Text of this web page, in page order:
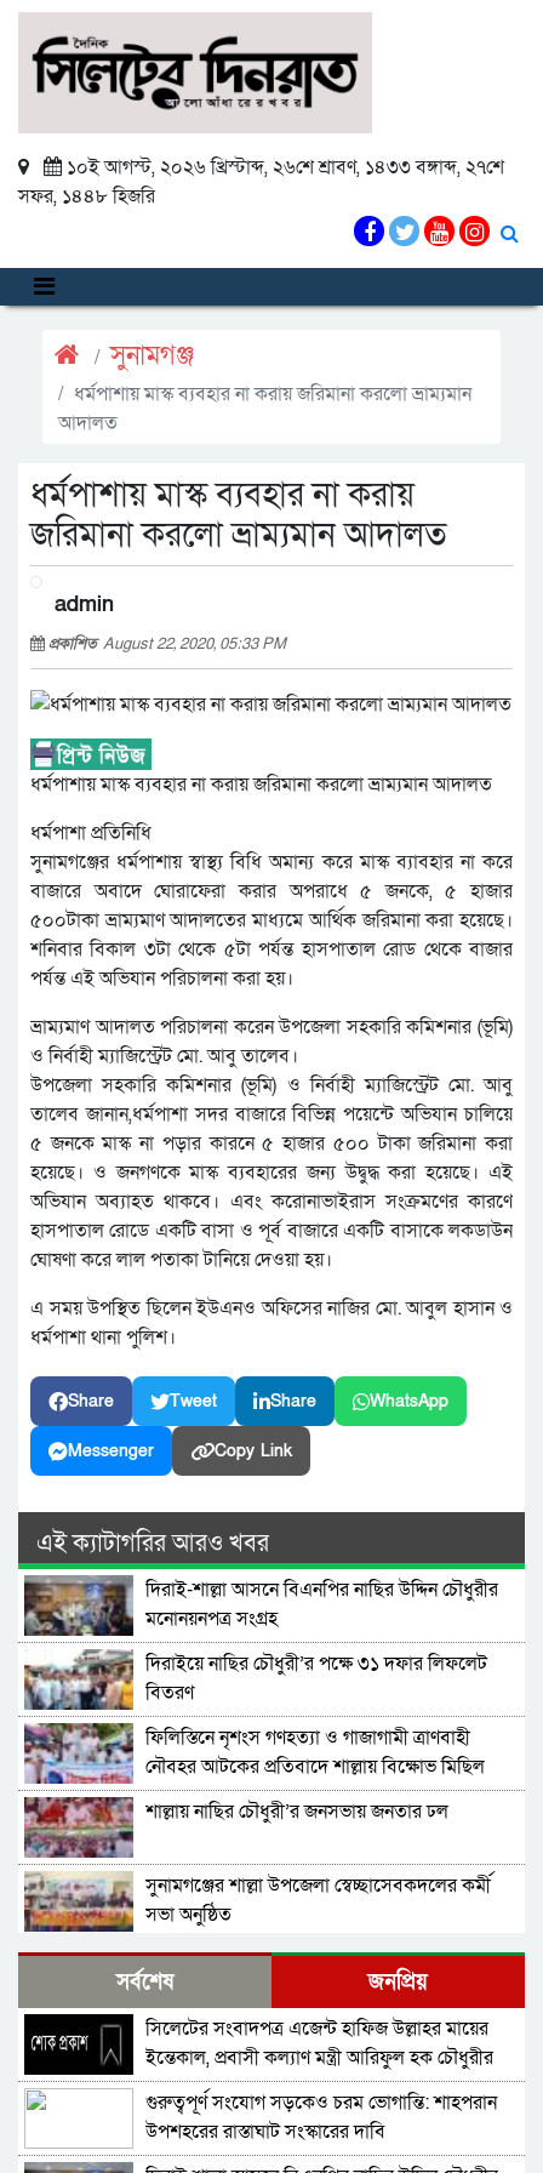
১০ই আগস্ট, ২০২৬ খ্রিস্টাব্দ, ২৬শে শ্রাবণ, ১৪৩৩ বঙ্গাব্দ, ২৭শে
সফর, ১৪৪৮ হিজরি
সুনামগঞ্জ
ধর্মপাশায় মাস্ক ব্যবহার না করায় জরিমানা করলো ভ্রাম্যমান
আদালত
ধর্মপাশায় মাস্ক ব্যবহার না করায়
জরিমানা করলো ভ্রাম্যমান আদালত
admin
প্রকাশিতAugust 22, 2020, 05:33 PM
ধর্মপাশায় মাস্ক ব্যবহার না করায় জরিমানা করলো ভ্রাম্যমান আদালত
ধর্মপাশা প্রতিনিধি
সুনামগঞ্জের ধর্মপাশায় স্বাস্থ্য বিধি অমান্য করে মাস্ক ব্যাবহার না করে
বাজারে অবাদে ঘোরাফেরা করার অপরাধে ৫ জনকে, ৫ হাজার
৫০০টাকা ভ্রাম্যমাণ আদালতের মাধ্যমে আর্থিক জরিমানা করা হয়েছে।
শনিবার বিকাল ৩টা থেকে ৫টা পর্যন্ত হাসপাতাল রোড থেকে বাজার
পর্যন্ত এই অভিযান পরিচালনা করা হয়।
ভ্রাম্যমাণ আদালত পরিচালনা করেন উপজেলা সহকারি কমিশনার (ভূমি)
ও নির্বাহী ম্যাজিস্ট্রেট মো. আবু তালেব।
উপজেলা সহকারি কমিশনার (ভূমি) ও নির্বাহী ম্যাজিস্ট্রেট মো. আবু
তালেব জানান,ধর্মপাশা সদর বাজারে বিভিন্ন পয়েন্টে অভিযান চালিয়ে
৫ জনকে মাস্ক না পড়ার কারনে ৫ হাজার ৫০০ টাকা জরিমানা করা
হয়েছে। ও জনগণকে মাস্ক ব্যবহারের জন্য উদ্বুদ্ধ করা হয়েছে। এই
অভিযান অব্যাহত থাকবে। এবং করোনাভাইরাস সংক্রমণের কারণে
হাসপাতাল রোডে একটি বাসা ও পূর্ব বাজারে একটি বাসাকে লকডাউন
ঘোষণা করে লাল পতাকা টানিয়ে দেওয়া হয়।
এ সময় উপস্থিত ছিলেন ইউএনও অফিসের নাজির মো. আবুল হাসান ও
ধর্মপাশা থানা পুলিশ।
Share Tweet Share WhatsApp
Messenger Copy Link
এই ক্যাটাগরির আরও খবর
দিরাই-শাল্লা আসনে বিএনপির নাছির উদ্দিন চৌধুরীর
মনোনয়নপত্র সংগ্রহ
দিরাইয়ে নাছির চৌধুরী’র পক্ষে ৩১ দফার লিফলেট
বিতরণ
ফিলিস্তিনে নৃশংস গণহত্যা ও গাজাগামী ত্রাণবাহী
নৌবহর আটকের প্রতিবাদে শাল্লায় বিক্ষোভ মিছিল
শাল্লায় নাছির চৌধুরী’র জনসভায় জনতার ঢল
সুনামগঞ্জের শাল্লা উপজেলা স্বেচ্ছাসেবকদলের কর্মী
সভা অনুষ্ঠিত
দিরাইয়ে মাওলানা মুশতাক গাজীনগরীর হত্যার
প্রতিবাদে বিক্ষোভ মিছিল ও সমাবেশ অনুষ্ঠিত
শাল্লায় স্বেচ্চায় রক্তদানের ছোট উদ্যোগ থেকে সুদৃঢ়
মানবিক নেটওয়ার্ক
শাল্লায় বিএনপির প্রতিষ্ঠাবার্ষিকী পালিত
সর্বশেষ জনপ্রিয়
সিলেটের সংবাদপত্র এজেন্ট হাফিজ উল্লাহর মায়ের
ইন্তেকাল, প্রবাসী কল্যাণ মন্ত্রী আরিফুল হক চৌধুরীর
শোক
গুরুত্বপূর্ণ সংযোগ সড়কেও চরম ভোগান্তি: শাহপরান
উপশহরের রাস্তাঘাট সংস্কারের দাবি